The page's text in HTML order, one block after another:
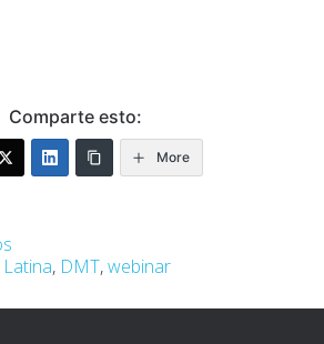
Comparte esto:
More
Latina, DMT,webinar